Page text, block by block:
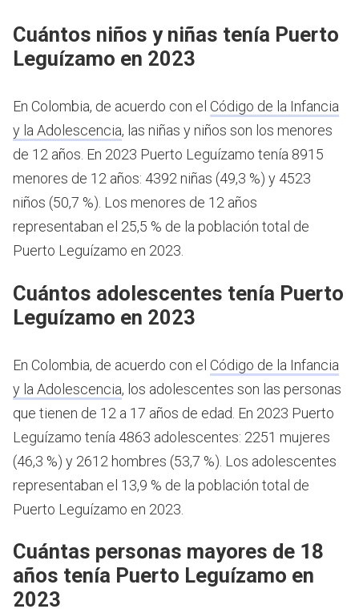
Cuántos niños y niñas tenía Puerto
Leguízamo en 2023
En Colombia, de acuerdo con el Código de la Infancia
y la Adolescencia, las niñas y niños son los menores
de 12 años. En 2023 Puerto Leguízamo tenía 8915
menores de 12 años: 4392 niñas (49,3 %) y 4523
niños (50,7 %). Los menores de 12 años
representaban el 25,5 % de la población total de
Puerto Leguízamo en 2023.
Cuántos adolescentes tenía Puerto
Leguízamo en 2023
En Colombia, de acuerdo con el Código de la Infancia
y la Adolescencia, los adolescentes son las personas
que tienen de 12 a 17 años de edad. En 2023 Puerto
Leguízamo tenía 4863 adolescentes: 2251 mujeres
(46,3 %) y 2612 hombres (53,7 %). Los adolescentes
representaban el 13,9 % de la población total de
Puerto Leguízamo en 2023.
Cuántas personas mayores de 18
años tenía Puerto Leguízamo en
2023